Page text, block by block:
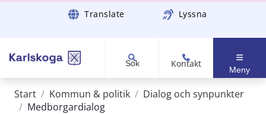
Gå till innehåll Translate Lyssna
Sök Kontakt
Meny
Start / Kommun & politik / Dialog och synpunkter
/ Medborgardialog